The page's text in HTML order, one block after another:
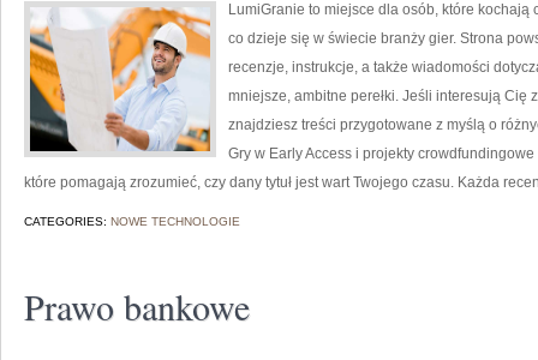
LumiGranie to miejsce dla osób, które
co dzieje się w świecie branży gier. Strona
recenzje, instrukcje, a także wiadomości
mniejsze, ambitne perełki. Jeśli interesują Cię
znajdziesz treści przygotowane z myślą o
Gry w Early Access i projekty
które pomagają zrozumieć, czy dany tytuł jest wart Twojego czasu. Każda
CATEGORIES: NOWE TECHNOLOGIE
Prawo bankowe